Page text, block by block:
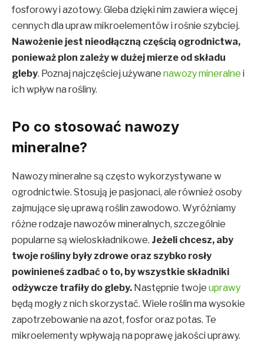
fosforowy i azotowy. Gleba dzięki nim zawiera więcej
cennych dla upraw mikroelementów i rośnie szybciej.
Nawożenie jest nieodłączną częścią ogrodnictwa,
ponieważ plon zależy w dużej mierze od składu
gleby. Poznaj najczęściej używane nawozy mineralne i
ich wpływ na rośliny.
Po co stosować nawozy
mineralne?
Nawozy mineralne są często wykorzystywane w
ogrodnictwie. Stosują je pasjonaci, ale również osoby
zajmujące się uprawą roślin zawodowo. Wyróżniamy
różne rodzaje nawozów mineralnych, szczególnie
popularne są wieloskładnikowe. Jeżeli chcesz, aby
twoje rośliny były zdrowe oraz szybko rosły
powinieneś zadbać o to, by wszystkie składniki
odżywcze trafiły do gleby. Następnie twoje uprawy
będą mogły z nich skorzystać. Wiele roślin ma wysokie
zapotrzebowanie na azot, fosfor oraz potas. Te
mikroelementy wpływają na poprawę jakości uprawy.